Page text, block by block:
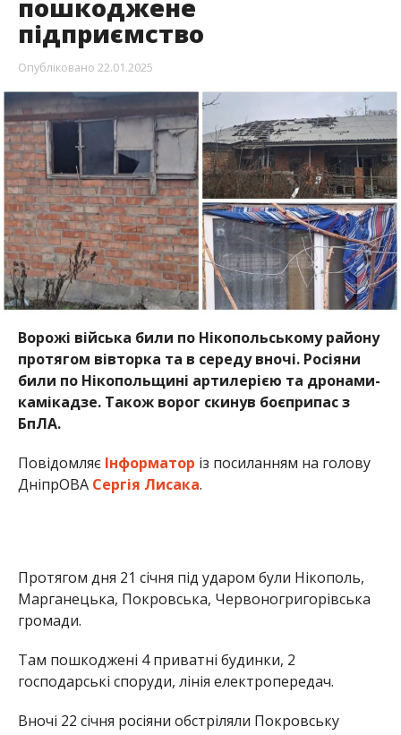
Ворожі війська били по Нікопольському району
протягом вівторка та в середу вночі. Росіяни
били по Нікопольщині артилерією та дронами-
камікадзе. Також ворог скинув боєприпас з
БпЛА.
ПовідомляєІнформаторіз посиланням на голову
ДніпрОВАСергія Лисака
Протягом дня 21 січня під ударом були Нікополь,
Марганецька, Покровська, Червоногригорівська
громади.
Там пошкоджені 4 приватні будинки, 2
господарські споруди, лінія електропередач.
Вночі 22 січня росіяни обстріляли Покровську
громаду з важкої артилерії. Там внаслідок